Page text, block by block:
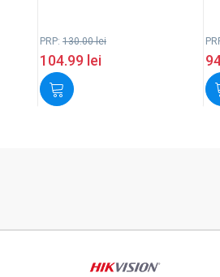
PRP: 130.00lei
104.99 lei